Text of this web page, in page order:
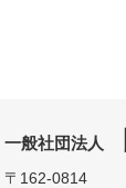
一般社団法人
〒162-0814